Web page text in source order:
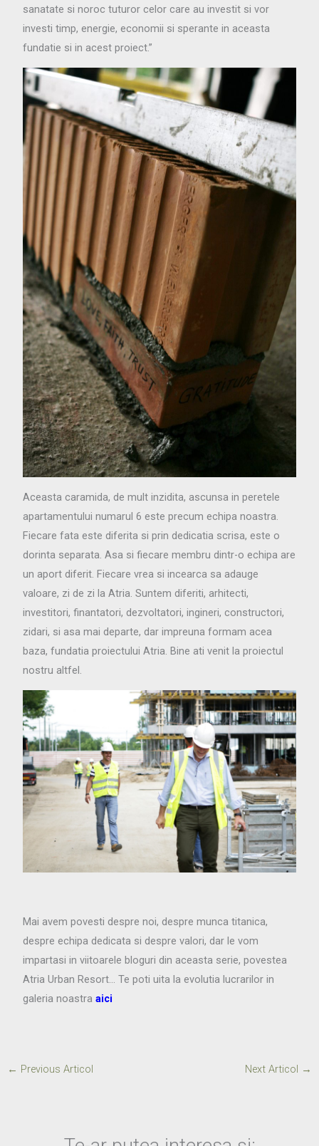
sanatate si noroc tuturor celor care au investit si vor
investi timp, energie, economii si sperante in aceasta
fundatie si in acest proiect.”
Aceasta caramida, de mult inzidita, ascunsa in peretele
apartamentului numarul 6 este precum echipa noastra.
Fiecare fata este diferita si prin dedicatia scrisa, este o
dorinta separata. Asa si fiecare membru dintr-o echipa are
un aport diferit. Fiecare vrea si incearca sa adauge
valoare, zi de zi la Atria. Suntem diferiti, arhitecti,
investitori, finantatori, dezvoltatori, ingineri, constructori,
zidari, si asa mai departe, dar impreuna formam acea
baza, fundatia proiectului Atria. Bine ati venit la proiectul
nostru altfel.
Mai avem povesti despre noi, despre munca titanica,
despre echipa dedicata si despre valori, dar le vom
impartasi in viitoarele bloguri din aceasta serie, povestea
Atria Urban Resort… Te poti uita la evolutia lucrarilor in
galeria noastraaici
← Previous Articol Next Articol →